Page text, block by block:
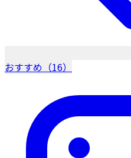
おすすめ（16）